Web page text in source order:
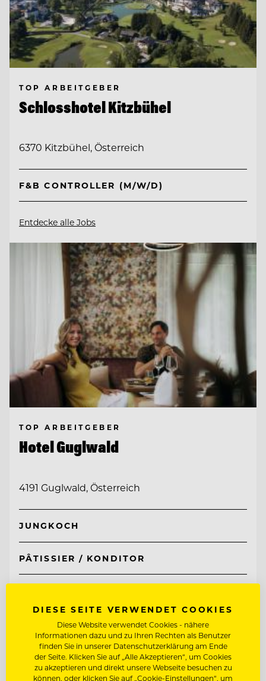
TOP ARBEITGEBER
Schlosshotel Kitzbühel
6370 Kitzbühel, Österreich
F&B CONTROLLER (M/W/D)
Entdecke alle Jobs
TOP ARBEITGEBER
Hotel Guglwald
4191 Guglwald, Österreich
JUNGKOCH
PÂTISSIER / KONDITOR
DIESE SEITE VERWENDET COOKIES
Diese Website verwendet Cookies - nähere
Informationen dazu und zu Ihren Rechten als Benutzer
finden Sie in unserer Datenschutzerklärung am Ende
der Seite. Klicken Sie auf „Alle Akzeptieren“, um Cookies
zu akzeptieren und direkt unsere Webseite besuchen zu
können, oder klicken Sie auf „Cookie-Einstellungen“, um